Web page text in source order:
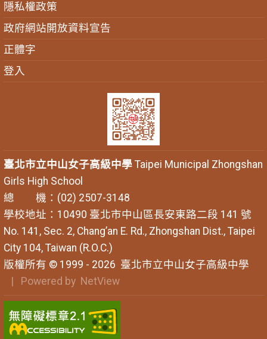
隱私權政策
政府網站開放資料宣告
正體字
登入
臺北市立中山女子高級中學Taipei Municipal Zhongshan
Girls High School
總 機：(02) 2507-3148
學校地址：10490 臺北市中山區長安東路二段 141 號
No. 141, Sec. 2, Chang’an E. Rd., Zhongshan Dist., Taipei
City 104, Taiwan (R.O.C.)
版權所有 © 1999 - 2026 臺北市立中山女子高級中學
| Powered by NetView